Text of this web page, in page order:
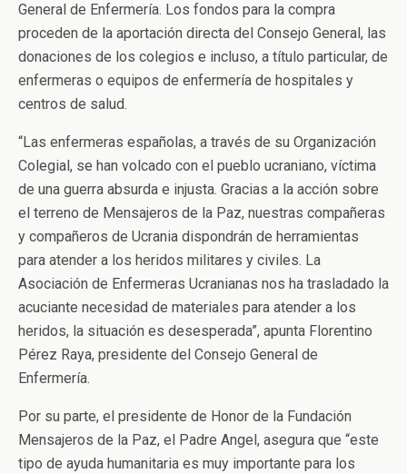
General de Enfermería. Los fondos para la compra
proceden de la aportación directa del Consejo General, las
donaciones de los colegios e incluso, a título particular, de
enfermeras o equipos de enfermería de hospitales y
centros de salud.
“Las enfermeras españolas, a través de su Organización
Colegial, se han volcado con el pueblo ucraniano, víctima
de una guerra absurda e injusta. Gracias a la acción sobre
el terreno de Mensajeros de la Paz, nuestras compañeras
y compañeros de Ucrania dispondrán de herramientas
para atender a los heridos militares y civiles. La
Asociación de Enfermeras Ucranianas nos ha trasladado la
acuciante necesidad de materiales para atender a los
heridos, la situación es desesperada”, apunta Florentino
Pérez Raya, presidente del Consejo General de
Enfermería.
Por su parte, el presidente de Honor de la Fundación
Mensajeros de la Paz, el Padre Angel, asegura que “este
tipo de ayuda humanitaria es muy importante para los